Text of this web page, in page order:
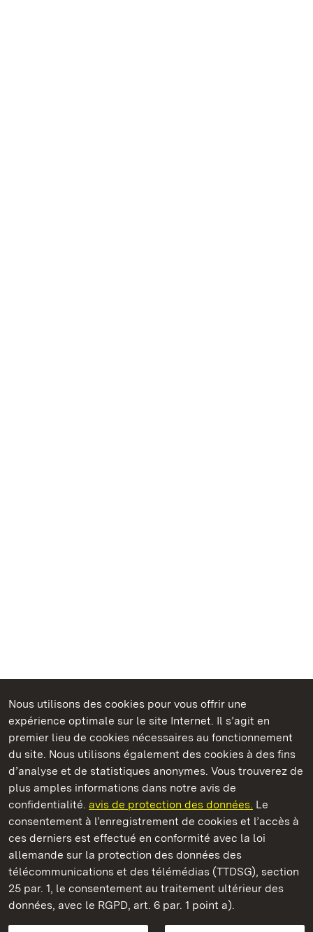
Nous utilisons des cookies pour vous offrir une
expérience optimale sur le site Internet. Il s’agit en
premier lieu de cookies nécessaires au fonctionnement
du site. Nous utilisons également des cookies à des fins
d’analyse et de statistiques anonymes. Vous trouverez de
plus amples informations dans notre avis de
confidentialité. avis de protection des données. Le
consentement à l’enregistrement de cookies et l’accès à
ces derniers est effectué en conformité avec la loi
allemande sur la protection des données des
télécommunications et des télémédias (TTDSG), section
25 par. 1, le consentement au traitement ultérieur des
données, avec le RGPD, art. 6 par. 1 point a).
Châteaux et jardins publics du Bade-Wurtemberg
Staatliche Schlösser und Gärten Baden‑Württemberg
Châteaux et jardins publics du Bade-Wurtemberg
ContactFAQ et réponsesMentions légales
Protection des données
Explications sur l’accessibilité
BITV-konform (geprüfte Seiten)